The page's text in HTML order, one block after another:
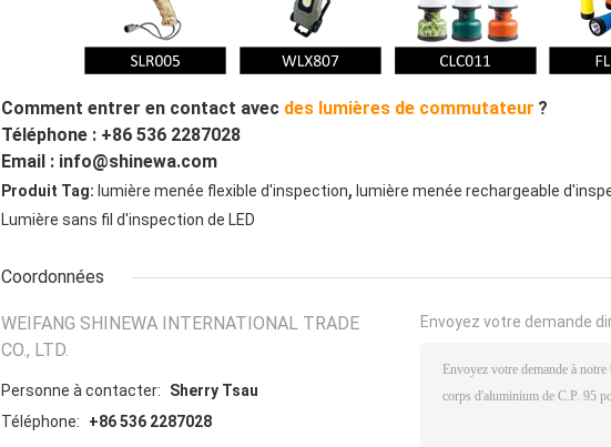
Comment entrer en contact avec des lumières de commutateur ?
Téléphone : +86 536 2287028
Email : info@shinewa.com
Produit Tag: lumière menée flexible d'inspection, lumière menée rechargeable
Lumière sans fil d'inspection de LED
Coordonnées
WEIFANG SHINEWA INTERNATIONAL TRADE
CO., LTD.
Personne à contacter:
Sherry Tsau
Téléphone:
+86 536 2287028
Envoyez votre demande